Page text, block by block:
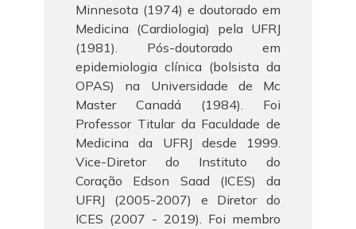
Minnesota (1974) e doutorado em
Medicina (Cardiologia) pela UFRJ
(1981). Pós-doutorado em
epidemiologia clínica (bolsista da
OPAS) na Universidade de Mc
Master Canadá (1984). Foi
Professor Titular da Faculdade de
Medicina da UFRJ desde 1999.
Vice-Diretor do Instituto do
Coração Edson Saad (ICES) da
UFRJ (2005-2007) e Diretor do
ICES (2007 - 2019). Foi membro